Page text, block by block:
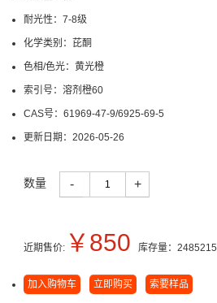
耐光性： 7-8级
化学类别： 芘酮
色相/色光： 黄光橙
索引号： 溶剂橙60
CAS号： 61969-47-9/6925-69-5
更新日期： 2026-05-26
数量 - +
近期售价: ￥850 库存量： 2485215
加入购物车 立即购买 索要样品